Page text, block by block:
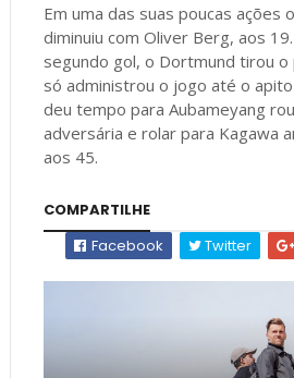
Em uma das suas poucas ações
diminuiu com Oliver Berg, aos
segundo gol, o Dortmund tirou
só administrou o jogo até o
deu tempo para Aubameyang
adversária e rolar para Kagawa
aos 45.
COMPARTILHE
Facebook
Twitter